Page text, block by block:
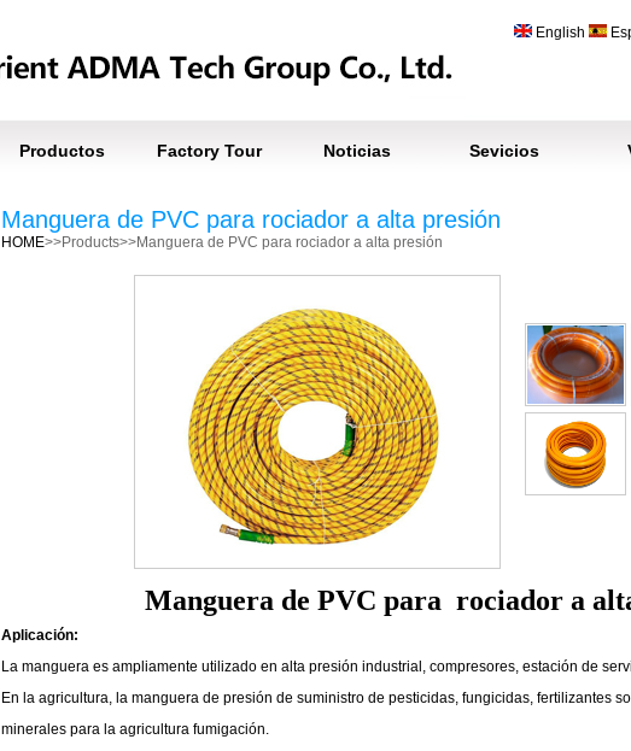
English
Productos Factory Tour Noticias Sevicios
Manguera de PVC para rociador a alta presión
HOME>>Products>>Manguera de PVC para rociador a alta presión
Manguera de PVC para rociador a
Aplicación:
La manguera es ampliamente utilizado en alta presión industrial, compresores, estación de
En la agricultura, la manguera de presión de suministro de pesticidas, fungicidas, fertilizantes
minerales para la agricultura fumigación.